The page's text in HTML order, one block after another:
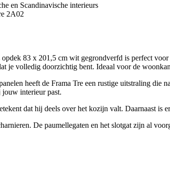
en Scandinavische interieurs
2A02
83 x 201,5 cm wit gegrondverfd is perfect
je volledig doorzichtig bent. Ideaal voor de
heeft de Frama Tre een rustige uitstraling
interieur past.
dat hij deels over het kozijn valt. Daarnaast is
De paumellegaten en het slotgat zijn al